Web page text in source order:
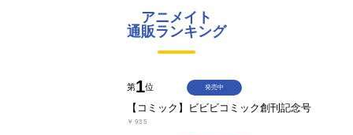
アニメイト
通販ランキング
第1位
【コミック】ビビビコミック創刊記念号
￥935
発売中